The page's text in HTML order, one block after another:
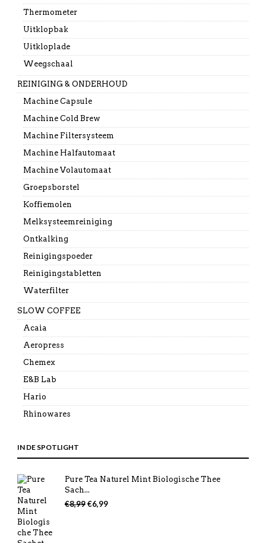
Thermometer
Uitklopbak
Uitkloplade
Weegschaal
REINIGING & ONDERHOUD
Machine Capsule
Machine Cold Brew
Machine Filtersysteem
Machine Halfautomaat
Machine Volautomaat
Groepsborstel
Koffiemolen
Melksysteemreiniging
Ontkalking
Reinigingspoeder
Reinigingstabletten
Waterfilter
SLOW COFFEE
Acaia
Aeropress
Chemex
E&B Lab
Hario
Rhinowares
IN DE SPOTLIGHT
Pure Tea Naturel Mint Biologische Thee
Sach...
€8,99 Oorspronkelijke
€6,99Huidige